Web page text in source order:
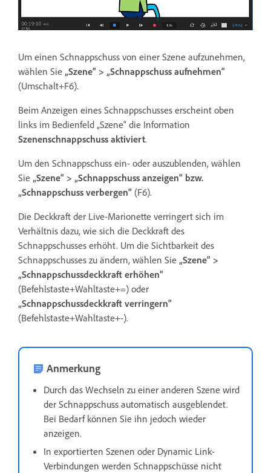
Um einen Schnappschuss von einer Szene aufzunehmen,
wählen Sie „Szene“ > „Schnappschuss aufnehmen“
(Umschalt+F6).
Beim Anzeigen eines Schnappschusses erscheint oben
links im Bedienfeld „Szene“ die Information
Szenenschnappschuss aktiviert.
Um den Schnappschuss ein- oder auszublenden, wählen
Sie „Szene“ > „Schnappschuss anzeigen“ bzw.
„Schnappschuss verbergen“ (F6).
Die Deckkraft der Live-Marionette verringert sich im
Verhältnis dazu, wie sich die Deckkraft des
Schnappschusses erhöht. Um die Sichtbarkeit des
Schnappschusses zu ändern, wählen Sie „Szene“ >
„Schnappschussdeckkraft erhöhen“
(Befehlstaste+Wahltaste+=) oder
„Schnappschussdeckkraft verringern“
(Befehlstaste+Wahltaste+-).
Anmerkung
Durch das Wechseln zu einer anderen Szene wird
der Schnappschuss automatisch ausgeblendet.
Bei Bedarf können Sie ihn jedoch wieder
anzeigen.
In exportierten Szenen oder Dynamic Link-
Verbindungen werden Schnappschüsse nicht